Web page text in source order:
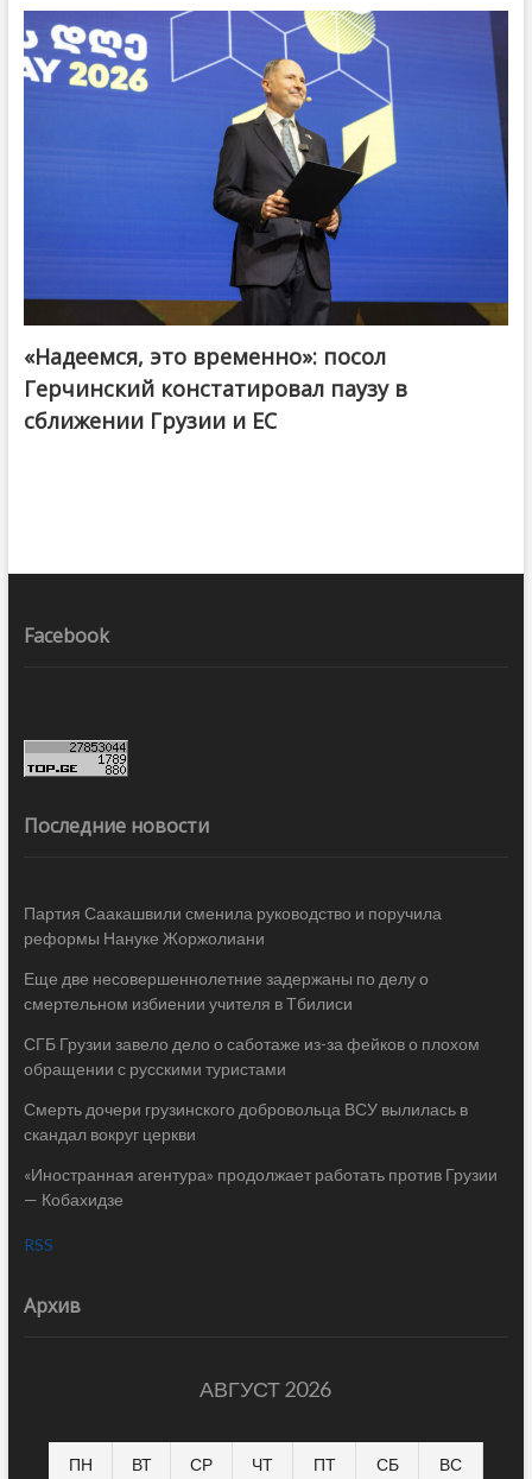
«Надеемся, это временно»: посол
Герчинский констатировал паузу в
сближении Грузии и ЕС
Facebook
Последние новости
Партия Саакашвили сменила руководство и поручила
реформы Нануке Жоржолиани
Еще две несовершеннолетние задержаны по делу о
смертельном избиении учителя в Тбилиси
СГБ Грузии завело дело о саботаже из-за фейков о плохом
обращении с русскими туристами
Смерть дочери грузинского добровольца ВСУ вылилась в
скандал вокруг церкви
«Иностранная агентура» продолжает работать против Грузии
— Кобахидзе
RSS
Архив
АВГУСТ 2026
ПН ВТ СР ЧТ ПТ СБ ВС